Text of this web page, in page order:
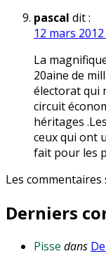
pascal dit :
12 mars
La
20aine de
électorat qui
circuit
héritages
ceux qui ont
fait pour les
Les
Derniers
Pisse dans